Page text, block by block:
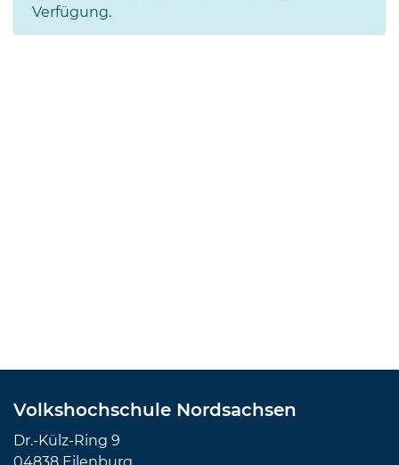
Verfügung.
Volkshochschule Nordsachsen
Dr.-Külz-Ring 9